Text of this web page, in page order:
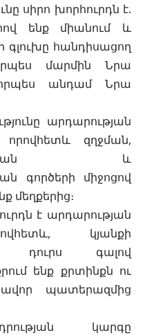
սիրո խորհուրդն է.
ենք միանում և
գլուխը հանդիսացող
մարմին Նրա
անդամ Նրա
արդարության
որովհետև զղջման,
և
գործերի միջոցով
մեղքերից։
է արդարության
կյանքի
դուրս գալով
ենք քրտինքն ու
պատերազմից
կարգը